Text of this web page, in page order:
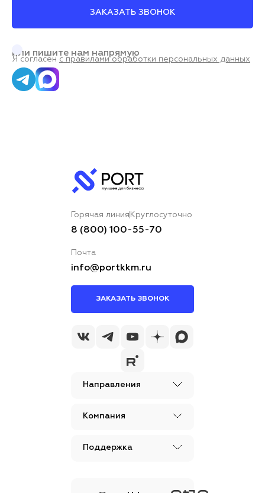
ЗАКАЗАТЬ ЗВОНОК
Я согласен с правилами обработки персональных данных
или пишите нам напрямую
Направления
Компания
Поддержка
Горячая линия Круглосуточно
8 (800) 100-55-70
Почта
info@portkkm.ru
ЗАКАЗАТЬ ЗВОНОК